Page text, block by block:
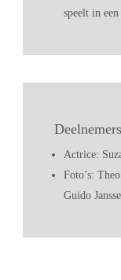
speelt in
Deelnemers
Actrice:
Foto’s:
Guido